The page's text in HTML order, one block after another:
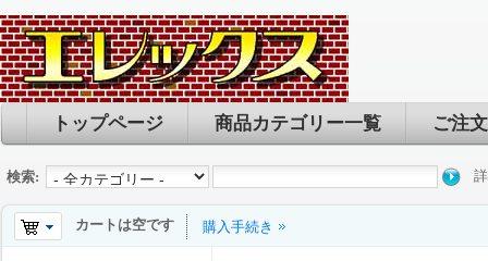
トップページ 商品カテゴリー一覧 ご注
検索:
カートは空です 購入手続き